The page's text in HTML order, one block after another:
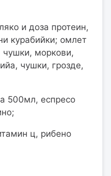
и доза протеин,
курабийки; омлет
чушки, моркови,
чушки, грозде,
500мл, еспресо
ц, рибено